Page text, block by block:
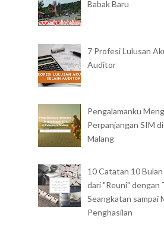
Babak Baru
7 Profesi Lulusan
Auditor
Pengalamanku
Perpanjangan SIM
Malang
10 Catatan 10
dari "Reuni" dengan
Seangkatan sampai
Penghasilan